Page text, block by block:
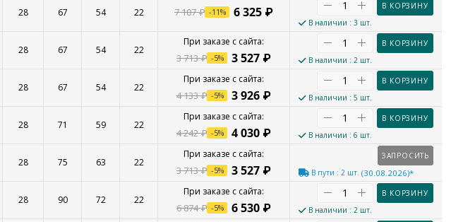
28 67 54 22 6 325 ₽
7 107₽ -11%
В КОРЗИНУ
В наличии : 3 шт.
28 67 54 22
3 527 ₽
3 713₽ -5%
В КОРЗИНУ
В наличии : 2 шт.
28 67 54 22
3 926 ₽
4 133₽ -5%
В КОРЗИНУ
В наличии : 5 шт.
28 71 59 22
4 030 ₽
4 242₽ -5%
В КОРЗИНУ
В наличии : 6 шт.
28 75 63 22
3 527 ₽
3 713₽ -5%
ЗАПРОСИТЬ
В пути : 2 шт. (30.08.2026)*
28 90 72 22
6 530 ₽
6 874₽ -5%
В КОРЗИНУ
В наличии : 2 шт.